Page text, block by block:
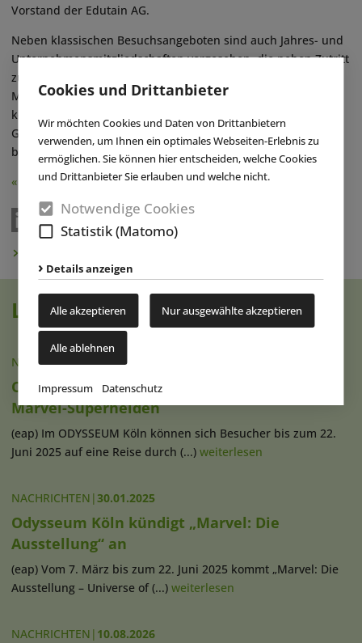
Cookies und Drittanbieter
Wir möchten Cookies und Daten von Drittanbietern
verwenden, um Ihnen ein optimales Webseiten-Erlebnis zu
ermöglichen. Sie können hier entscheiden, welche Cookies
und Drittanbieter Sie erlauben und welche nicht.
Notwendige Cookies
Statistik (Matomo)
Details anzeigen
Alle akzeptieren Nur ausgewählte akzeptieren
Alle ablehnen
Impressum Datenschutz
Vorstand der Edutain AG.
Neben klassischen Besuchsangeboten sind auch Jahres- und
Unternehmensmitgliedschaften vorgesehen, die neben Zutritt
zu Lern- und Erlebniswelten auch Betreuungskontingente,
Meetingräume und weitere Vorteile umfassen. Unternehmen
können sich laut Edutain zudem aktiv an der inhaltlichen
Gestaltung – z.B. mittels der Bereitstellung von Exponaten –
beteiligen. ■
« Zurück
Lesen Sie auch
NACHRICHTEN|25.03.2025
ODYSSEUM Köln: Eintauchen in die Welt der
Marvel-Superhelden
(eap) Im ODYSSEUM Köln können sich Besucher bis zum 22.
Juni 2025 auf eine Reise durch (...) weiterlesen
NACHRICHTEN |30.01.2025
Odysseum Köln kündigt „Marvel: Die
Ausstellung“ an
(eap) Vom 7. März bis zum 22. Juni 2025 kommt „Marvel: Die
Ausstellung – Universe of (...) weiterlesen
NACHRICHTEN | 10.08.2026